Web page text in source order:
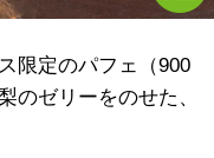
限定のパフェ（900
のゼリーをのせた、